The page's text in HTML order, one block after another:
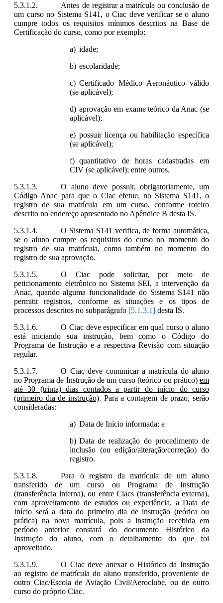
Antes de registrar a matrícula ou conclusão de
um curso no Sistema S141, o Ciac deve verificar se o aluno
cumpre todos os requisitos mínimos descritos na Base de
Certificação do curso, como por exemplo:
idade;
escolaridade;
Certificado Médico Aeronáutico válido
(se aplicável);
aprovação em exame teórico da Anac (se
aplicável);
possuir licença ou habilitação específica
(se aplicável);
quantitativo de horas cadastradas em
CIV (se aplicável); entre outros.
O aluno deve possuir, obrigatoriamente, um
Código Anac para que o Ciac efetue, no Sistema S141, o
registro de sua matrícula em um curso, conforme roteiro
descrito no endereço apresentado no Apêndice B desta IS.
O Sistema S141 verifica, de forma automática,
se o aluno cumpre os requisitos do curso no momento do
registro de sua matrícula, como também no momento do
registro de sua aprovação.
O Ciac pode solicitar, por meio de
peticionamento eletrônico no Sistema SEI, a intervenção da
Anac, quando alguma funcionalidade do Sistema S141 não
permitir registros, conforme as situações e os tipos de
processos descritos no subparágrafo [5.1.3.1] desta IS.
O Ciac deve especificar em qual curso o aluno
está iniciando sua instrução, bem como o Código do
Programa de Instrução e a respectiva Revisão com situação
regular.
O Ciac deve comunicar a matrícula do aluno
no Programa de Instrução de um curso (teórico ou prático) em
até 30 (trinta) dias contados a partir do início do curso
(primeiro dia de instrução). Para a contagem de prazo, serão
consideradas:
Data de Início informada; e
Data de realização do procedimento de
inclusão (ou edição/alteração/correção) do
registro.
Para o registro da matrícula de um aluno
transferido de um curso ou Programa de Instrução
(transferência interna), ou entre Ciacs (transferência externa),
com aproveitamento de estudos ou experiência, a Data de
Início será a data do primeiro dia de instrução (teórica ou
prática) na nova matrícula, pois a instrução recebida em
período anterior constará do documento Histórico da
Instrução do aluno, com o detalhamento do que foi
aproveitado.
O Ciac deve anexar o Histórico da Instrução
ao registro de matrícula do aluno transferido, proveniente de
outro Ciac/Escola de Aviação Civil/Aeroclube, ou de outro
curso do próprio Ciac.